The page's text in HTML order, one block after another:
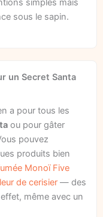
simples mais
sous le sapin.
un Secret Santa
a pour tous les
ou pour gâter
pouvez
produits bien
Monoï Five
de cerisier — des
même avec un